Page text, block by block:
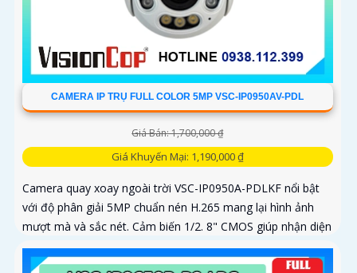
CAMERA IP TRỤ FULL COLOR 5MP VSC-IP0950AV-PDL
Giá Bán: 1,700,000 ₫
Giá Khuyến Mại: 1,190,000 ₫
Camera quay xoay ngoài trời VSC-IP0950A-PDLKF nổi bật
với độ phân giải 5MP chuẩn nén H.265 mang lại hình ảnh
mượt mà và sắc nét. Cảm biến 1/2. 8" CMOS giúp nhận diện
ánh sáng...